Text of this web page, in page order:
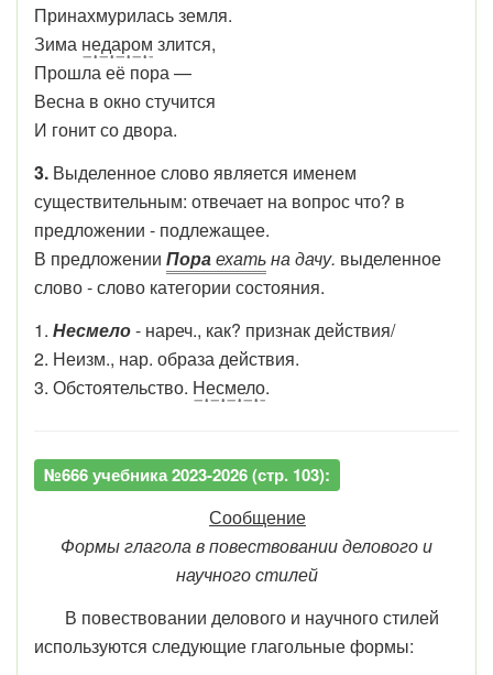
Принахмурилась земля.
Зима недаром злится,
Прошла её пора —
Весна в окно стучится
И гонит со двора.
3. Выделенное слово является именем
существительным: отвечает на вопрос что? в
предложении - подлежащее.
В предложении Пораехатьна дачу. выделенное
слово - слово категории состояния.
1. Несмело- нареч., как? признак действия/
2. Неизм., нар. образа действия.
3. Обстоятельство. Несмело.
№666 учебника 2023-2026 (стр. 103):
Сообщение
Формы глагола в повествовании делового и
научного стилей
В повествовании делового и научного стилей
используются следующие глагольные формы: